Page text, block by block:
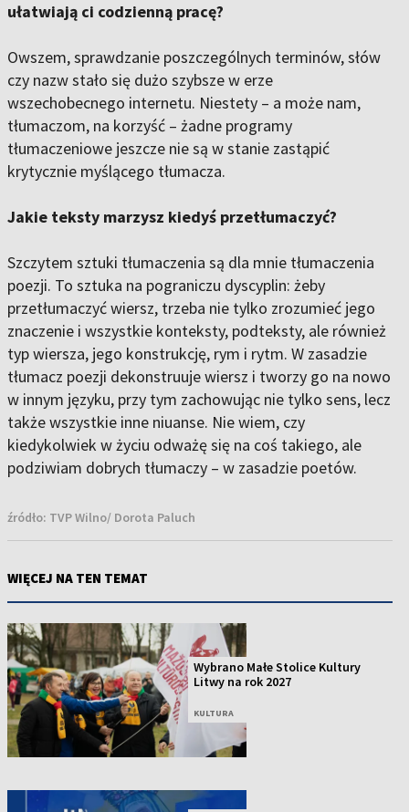
ułatwiają ci codzienną pracę?
Owszem, sprawdzanie poszczególnych terminów, słów
czy nazw stało się dużo szybsze w erze
wszechobecnego internetu. Niestety – a może nam,
tłumaczom, na korzyść – żadne programy
tłumaczeniowe jeszcze nie są w stanie zastąpić
krytycznie myślącego tłumacza.
Jakie teksty marzysz kiedyś przetłumaczyć?
Szczytem sztuki tłumaczenia są dla mnie tłumaczenia
poezji. To sztuka na pograniczu dyscyplin: żeby
przetłumaczyć wiersz, trzeba nie tylko zrozumieć jego
znaczenie i wszystkie konteksty, podteksty, ale również
typ wiersza, jego konstrukcję, rym i rytm. W zasadzie
tłumacz poezji dekonstruuje wiersz i tworzy go na nowo
w innym języku, przy tym zachowując nie tylko sens, lecz
także wszystkie inne niuanse. Nie wiem, czy
kiedykolwiek w życiu odważę się na coś takiego, ale
podziwiam dobrych tłumaczy – w zasadzie poetów.
źródło: TVP Wilno/ Dorota Paluch
WIĘCEJ NA TEN TEMAT
Wybrano Małe Stolice Kultury
Litwy na rok 2027
KULTURA